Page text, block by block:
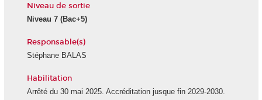
Niveau de sortie
Niveau 7(Bac+5)
Responsable(s)
Stéphane BALAS
Habilitation
Arrêté du 30 mai 2025. Accréditation jusque fin 2029-2030.